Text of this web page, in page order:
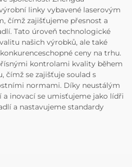
linky vybavené laserovým
čímž zajišťujeme přesnost a
Tato úroveň technologické
našich výrobků, ale také
ceny na trhu.
kontrolami kvality během
čímž se zajišťuje soulad s
normami. Díky neustálým
inovací se umisťujeme jako lídři
a nastavujeme standardy